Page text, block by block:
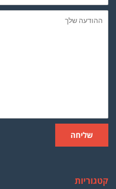
ההודעה
שלך
שליחה
קטגוריות